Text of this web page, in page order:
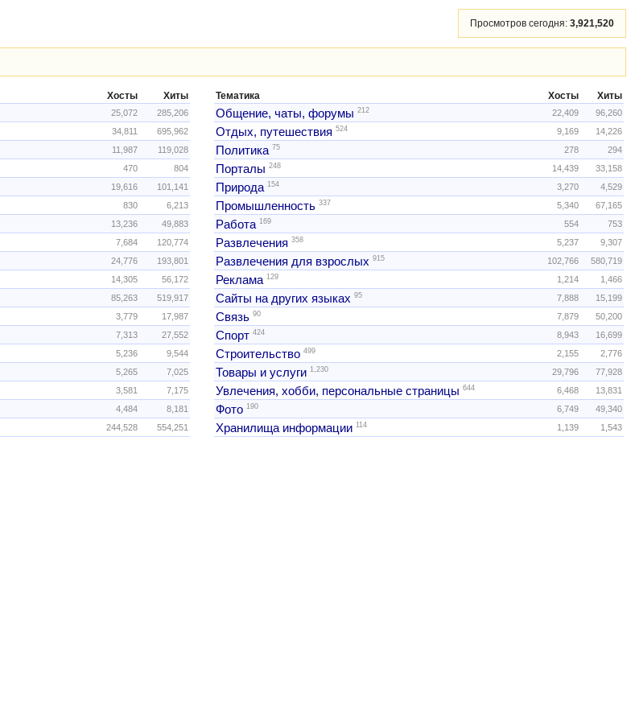
Просмотров сегодня: 3,921,520
Хосты Хиты
25,072 285,206
34,811 695,962
11,987 119,028
470 804
19,616 101,141
830 6,213
13,236 49,883
7,684 120,774
24,776 193,801
14,305 56,172
85,263 519,917
3,779 17,987
7,313 27,552
5,236 9,544
5,265 7,025
3,581 7,175
4,484 8,181
244,528 554,251
Тематика Хосты Хиты
Общение, чаты, форумы 212 22,409 96,260
Отдых, путешествия 524 9,169 14,226
Политика 75 278 294
Порталы 248 14,439 33,158
Природа 154 3,270 4,529
Промышленность 337 5,340 67,165
Работа 169 554 753
Развлечения 358 5,237 9,307
Развлечения для взрослых 915 102,766 580,719
Реклама 129 1,214 1,466
Сайты на других языках 95 7,888 15,199
Связь 90 7,879 50,200
Спорт 424 8,943 16,699
Строительство 499 2,155 2,776
Товары и услуги 1,230 29,796 77,928
Увлечения, хобби, персональные страницы 644 6,468 13,831
Фото 190 6,749 49,340
Хранилища информации 114 1,139 1,543